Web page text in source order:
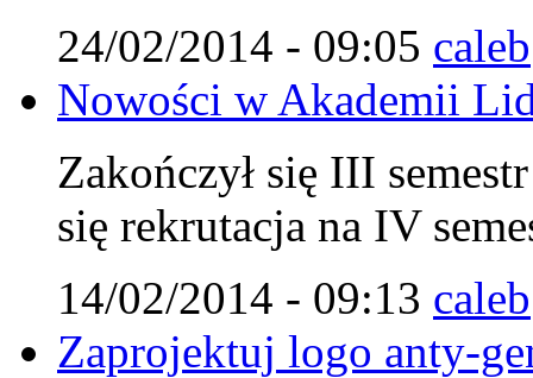
24/02/2014 - 09:05 caleb
Nowości w Akademii
Zakończył się III
się rekrutacja na IV
14/02/2014 - 09:13 caleb
Zaprojektuj logo anty-